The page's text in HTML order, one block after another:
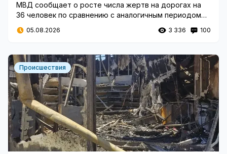
МВД сообщает о росте числа жертв на дорогах на
36 человек по сравнению с аналогичным периодом
прошлого года. Только за последние сутки
произошло 22 тяжелых инцидента.
05.08.2026 3 336 100
Происшествия